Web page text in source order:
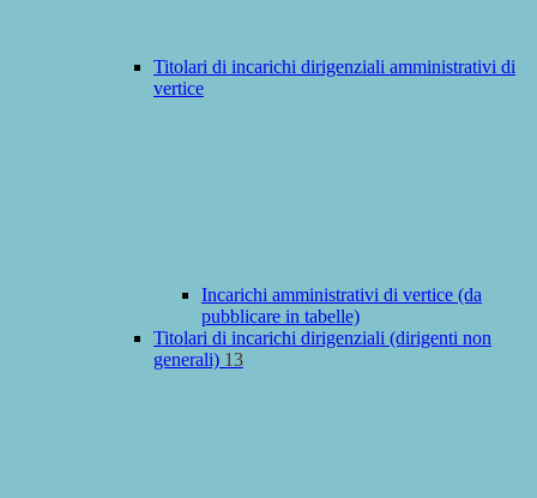
Titolari di incarichi dirigenziali amministrativi di
vertice
Incarichi amministrativi di vertice (da
pubblicare in tabelle)
Titolari di incarichi dirigenziali (dirigenti non
generali) 13